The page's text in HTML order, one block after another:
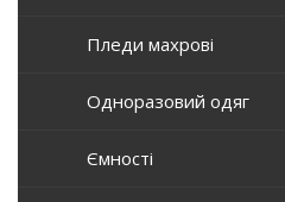
Пледи махрові
Одноразовий одяг
Ємності